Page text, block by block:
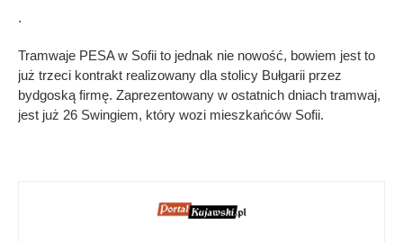
.
Tramwaje PESA w Sofii to jednak nie nowość, bowiem jest to
już trzeci kontrakt realizowany dla stolicy Bułgarii przez
bydgoską firmę. Zaprezentowany w ostatnich dniach tramwaj,
jest już 26 Swingiem, który wozi mieszkańców Sofii.